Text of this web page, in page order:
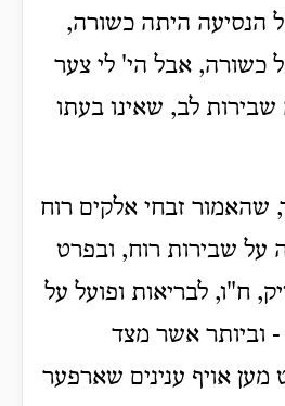
הנסיעה היתה כשורה,
אבל הי' לי צער
לב, שאינו בעתו
שהאמור זבחי אלקים רוח
על שבירות רוח, ובפרט
ח"ו, לבריאות ופועל על
- וביותר אשר מצד
אויף ענינים שארפער